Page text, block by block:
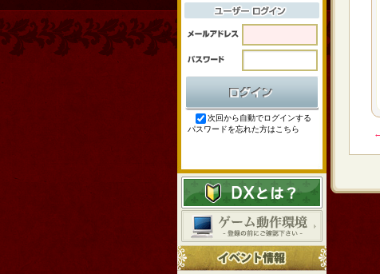
次回から自動でログインする
パスワードを忘れた方はこちら